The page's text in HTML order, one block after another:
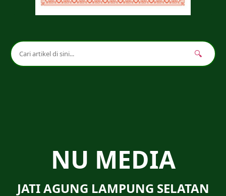
🔍
NU MEDIA
JATI AGUNG LAMPUNG SELATAN